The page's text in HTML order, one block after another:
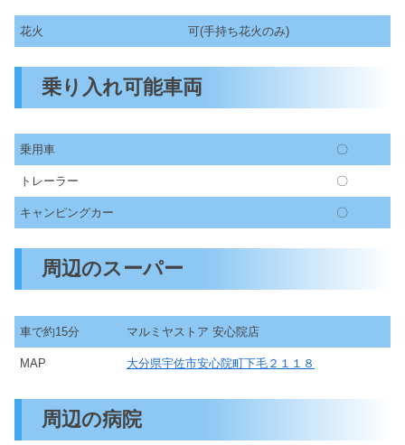
花火 可(手持ち花火のみ)
乗り入れ可能車両
乗用車 〇
トレーラー 〇
キャンピングカー 〇
周辺のスーパー
車で約15分 マルミヤストア 安心院店
MAP 大分県宇佐市安心院町下毛２１１８
周辺の病院